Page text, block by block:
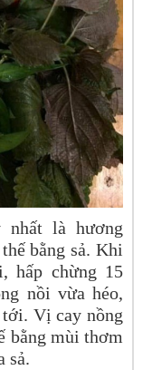
nhất là hương
bằng sả. Khi
hấp chừng 15
nồi vừa héo,
Vị cay nồng
bằng mùi thơm
sả.